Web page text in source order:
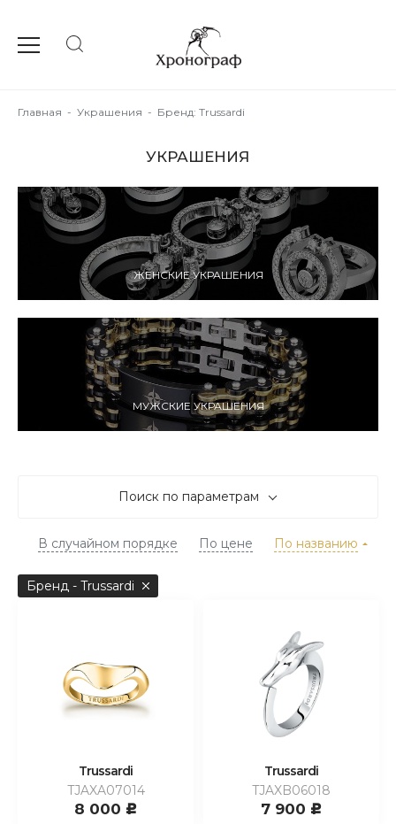
Главная - Украшения - Бренд: Trussardi
УКРАШЕНИЯ
ЖЕНСКИЕ УКРАШЕНИЯ
МУЖСКИЕ УКРАШЕНИЯ
Поиск по параметрам
В случайном порядке По цене По названию
Бренд - Trussardi
Trussardi
TJAXA07014
8 000 c
Trussardi
TJAXB06018
7 900 c